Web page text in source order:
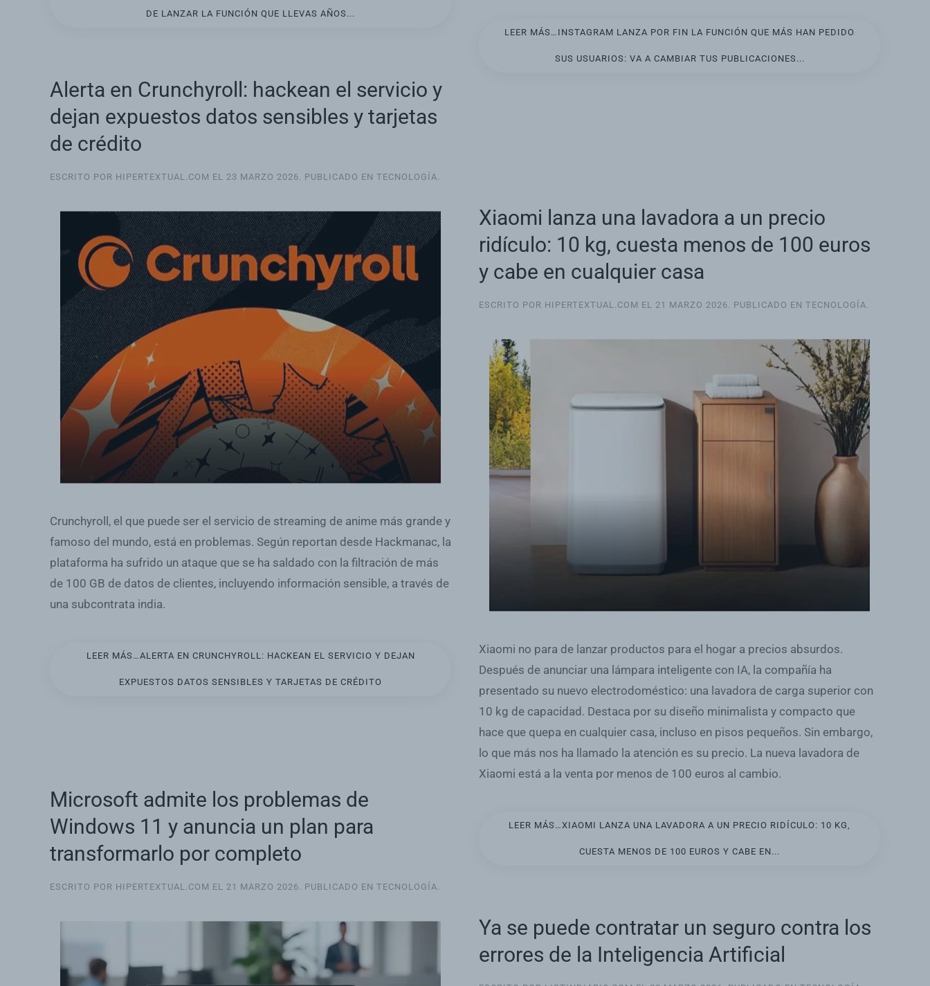
DE LANZAR LA FUNCIÓN QUE LLEVAS AÑOS...
LEER MÁS…INSTAGRAM LANZA POR FIN LA FUNCIÓN QUE MÁS HAN PEDIDO
SUS USUARIOS: VA A CAMBIAR TUS PUBLICACIONES...
Alerta en Crunchyroll: hackean el servicio y
dejan expuestos datos sensibles y tarjetas
de crédito
ESCRITO POR HIPERTEXTUAL.COM EL 23 MARZO 2026. PUBLICADO EN TECNOLOGÍA.
Crunchyroll, el que puede ser el servicio de streaming de anime más grande y
famoso del mundo, está en problemas. Según reportan desde Hackmanac, la
plataforma ha sufrido un ataque que se ha saldado con la filtración de más
de 100 GB de datos de clientes, incluyendo información sensible, a través de
una subcontrata india.
LEER MÁS…ALERTA EN CRUNCHYROLL: HACKEAN EL SERVICIO Y DEJAN
EXPUESTOS DATOS SENSIBLES Y TARJETAS DE CRÉDITO
Xiaomi lanza una lavadora a un precio
ridículo: 10 kg, cuesta menos de 100 euros
y cabe en cualquier casa
ESCRITO POR HIPERTEXTUAL.COM EL 21 MARZO 2026. PUBLICADO EN TECNOLOGÍA.
Xiaomi no para de lanzar productos para el hogar a precios absurdos.
Después de anunciar una lámpara inteligente con IA, la compañía ha
presentado su nuevo electrodoméstico: una lavadora de carga superior con
10 kg de capacidad. Destaca por su diseño minimalista y compacto que
hace que quepa en cualquier casa, incluso en pisos pequeños. Sin embargo,
lo que más nos ha llamado la atención es su precio. La nueva lavadora de
Xiaomi está a la venta por menos de 100 euros al cambio.
LEER MÁS…XIAOMI LANZA UNA LAVADORA A UN PRECIO RIDÍCULO: 10 KG,
CUESTA MENOS DE 100 EUROS Y CABE EN...
Microsoft admite los problemas de
Windows 11 y anuncia un plan para
transformarlo por completo
ESCRITO POR HIPERTEXTUAL.COM EL 21 MARZO 2026. PUBLICADO EN TECNOLOGÍA.
Ya se puede contratar un seguro contra los
errores de la Inteligencia Artificial